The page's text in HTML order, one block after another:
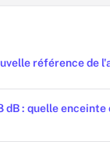
référence de
dB : quelle